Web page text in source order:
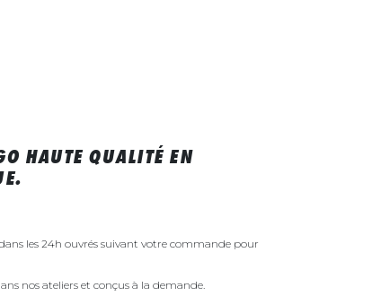
HAUTE QUALITÉ EN
les 24h ouvrés suivant votre commande pour
nos ateliers et conçus à la demande.